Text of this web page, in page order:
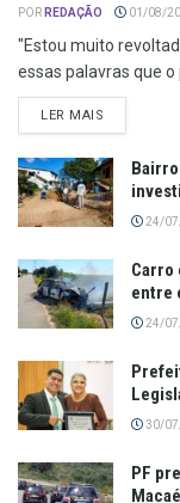
POR REDAÇÃO 01/08/
"Estou muito
essas palavras que
LER MAIS
24/
Carro
entre
24/
30/
PF
Macaé